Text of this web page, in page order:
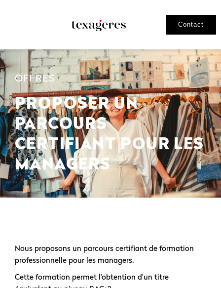
Contact
OFFRES
PROPOSER UN
PARCOURS
CERTIFIANT POUR LES
MANAGERS
Nous proposons un parcours certifiant de formation
professionnelle pour les managers.
Cette formation permet l’obtention d’un titre